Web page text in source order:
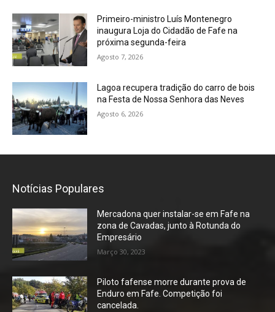
Primeiro-ministro Luís Montenegro
inaugura Loja do Cidadão de Fafe na
próxima segunda-feira
Agosto 7, 2026
Lagoa recupera tradição do carro de bois
na Festa de Nossa Senhora das Neves
Agosto 6, 2026
Notícias Populares
Mercadona quer instalar-se em Fafe na
zona de Cavadas, junto à Rotunda do
Empresário
Março 30, 2023
Piloto fafense morre durante prova de
Enduro em Fafe. Competição foi
cancelada.